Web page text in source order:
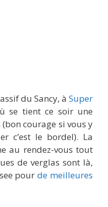
du Sancy, à Super
se tient ce soir une
(bon courage si vous y
c’est le bordel). La
au rendez-vous tout
de verglas sont là,
pourde meilleures